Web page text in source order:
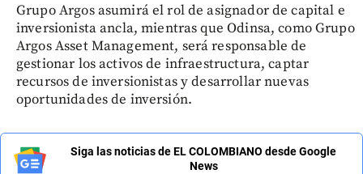
Grupo Argos asumirá el rol de asignador de capital e
inversionista ancla, mientras que Odinsa, como Grupo
Argos Asset Management, será responsable de
gestionar los activos de infraestructura, captar
recursos de inversionistas y desarrollar nuevas
oportunidades de inversión.
Siga las noticias de EL COLOMBIANO desde Google
News